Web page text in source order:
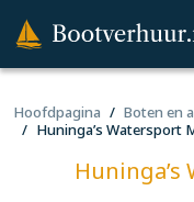
Hoofdpagina
Boten en
Huninga’s Watersport